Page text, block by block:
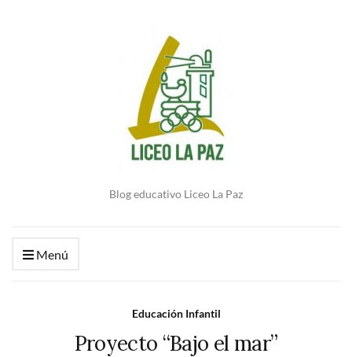
Blog educativo Liceo La Paz
Menú
Educación Infantil
Proyecto “Bajo el mar”